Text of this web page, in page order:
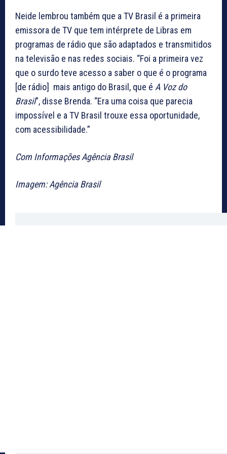
Neide lembrou também que a TV Brasil é a primeira
emissora de TV que tem intérprete de Libras em
programas de rádio que são adaptados e transmitidos
na televisão e nas redes sociais. “Foi a primeira vez
que o surdo teve acesso a saber o que é o programa
[de rádio] mais antigo do Brasil, que é A Vozdo
Brasil”, disse Brenda. “Era uma coisa que parecia
impossível e a TV Brasil trouxe essa oportunidade,
com acessibilidade.”
Com Informações Agência Brasil
Imagem: Agência Brasil